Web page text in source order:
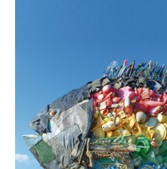
おのえき
雑貨シリ
恋するジャージー
蒜山ショ
カテゴリー・タグ・キーワ
第16回 Re： 第
第14回 持続と進化 第
SAKU美
SETOUCHI
La Malle
ふるさとおこしプ
活動内